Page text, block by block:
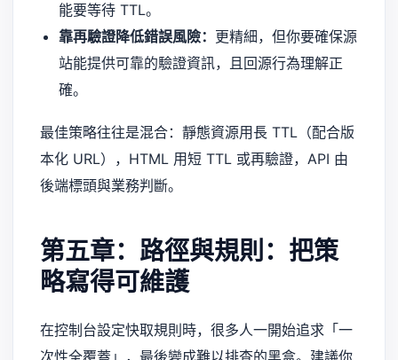
能要等待 TTL。
靠再驗證降低錯誤風險： 更精細，但你要確保源
站能提供可靠的驗證資訊，且回源行為理解正
確。
最佳策略往往是混合：靜態資源用長 TTL（配合版
本化 URL），HTML 用短 TTL 或再驗證，API 由
後端標頭與業務判斷。
第五章：路徑與規則：把策
略寫得可維護
在控制台設定快取規則時，很多人一開始追求「一